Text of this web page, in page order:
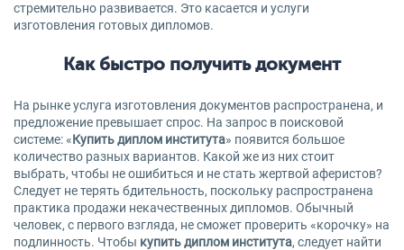
стремительно развивается. Это касается и услуги
изготовления готовых дипломов.
Как быстро получить документ
На рынке услуга изготовления документов распространена, и
предложение превышает спрос. На запрос в поисковой
системе: «Купить диплом института» появится большое
количество разных вариантов. Какой же из них стоит
выбрать, чтобы не ошибиться и не стать жертвой аферистов?
Следует не терять бдительность, поскольку распространена
практика продажи некачественных дипломов. Обычный
человек, с первого взгляда, не сможет проверить «корочку» на
подлинность. Чтобы купить диплом института, следует найти